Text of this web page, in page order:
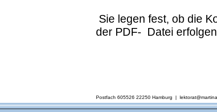
Sie legen fest, ob die
der PDF- Datei
Postfach 605526 22250 Hamburg |